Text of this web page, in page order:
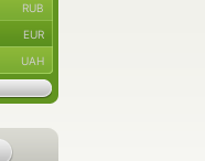
RUB
EUR
UAH